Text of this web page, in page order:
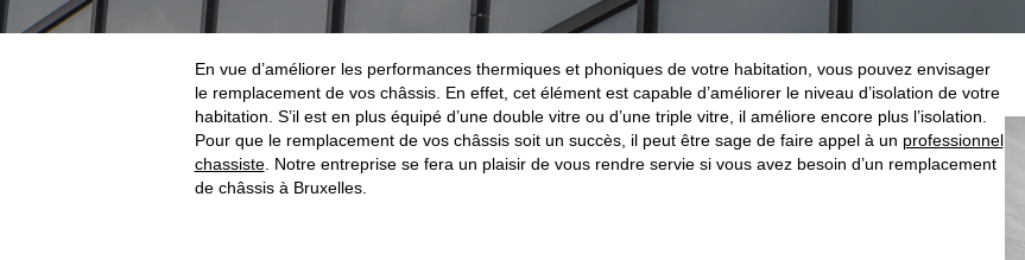
En vue d’améliorer les performances thermiques et phoniques de votre habitation, vous pouvez envisager
le remplacement de vos châssis. En effet, cet élément est capable d’améliorer le niveau d’isolation de votre
habitation. S’il est en plus équipé d’une double vitre ou d’une triple vitre, il améliore encore plus l’isolation.
Pour que le remplacement de vos châssis soit un succès, il peut être sage de faire appel à un professionnel
chassiste. Notre entreprise se fera un plaisir de vous rendre servie si vous avez besoin d’un remplacement
de châssis à Bruxelles.